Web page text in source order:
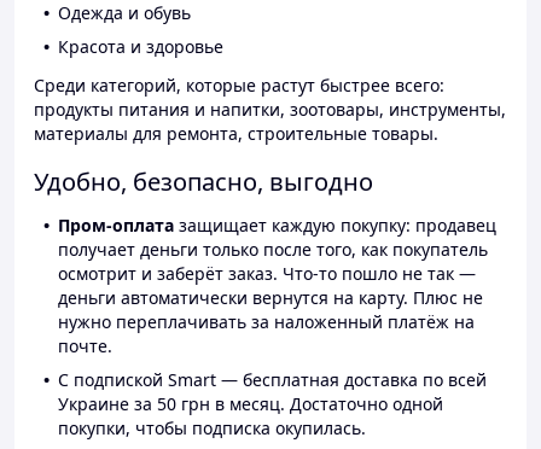
Одежда и обувь
Красота и здоровье
Среди категорий, которые растут быстрее всего:
продукты питания и напитки, зоотовары, инструменты,
материалы для ремонта, строительные товары.
Удобно, безопасно, выгодно
Пром-оплата защищает каждую покупку: продавец
получает деньги только после того, как покупатель
осмотрит и заберёт заказ. Что-то пошло не так —
деньги автоматически вернутся на карту. Плюс не
нужно переплачивать за наложенный платёж на
почте.
С подпиской Smart — бесплатная доставка по всей
Украине за 50 грн в месяц. Достаточно одной
покупки, чтобы подписка окупилась.